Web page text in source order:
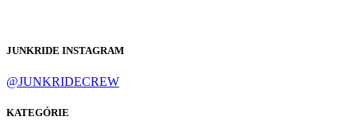
JUNKRIDE INSTAGRAM
@JUNKRIDECREW
KATEGÓRIE